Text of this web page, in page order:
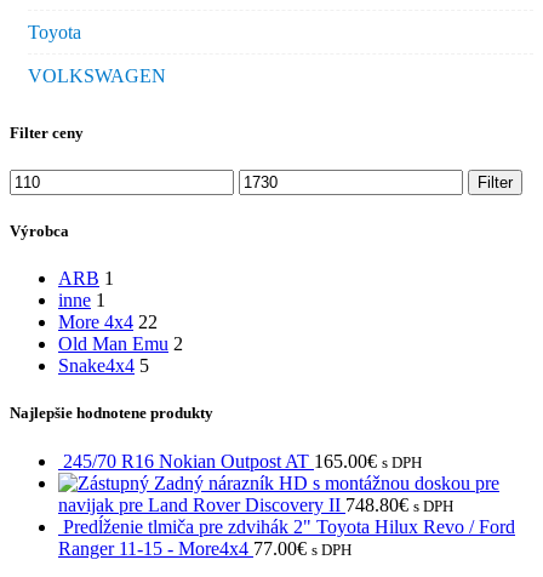
Toyota
VOLKSWAGEN
Filter ceny
Filter
Výrobca
ARB 1
inne 1
More 4x4 22
Old Man Emu 2
Snake4x4 5
Najlepšie hodnotene produkty
245/70 R16 Nokian Outpost AT 165.00€ s DPH
Zadný nárazník HD s montážnou doskou pre
navijak pre Land Rover Discovery II 748.80€ s DPH
Predĺženie tlmiča pre zdvihák 2" Toyota Hilux Revo / Ford
Ranger 11-15 - More4x4 77.00€ s DPH